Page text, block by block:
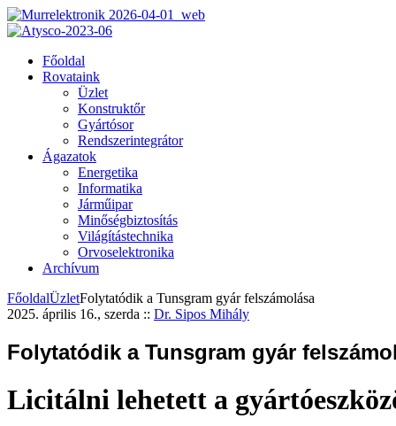
Főoldal
Rovataink
Üzlet
Konstruktőr
Gyártósor
Rendszerintegrátor
Ágazatok
Energetika
Informatika
Járműipar
Minőségbiztosítás
Világítástechnika
Orvoselektronika
Archívum
FőoldalÜzletFolytatódik a Tunsgram gyár felszámolása
2025. április 16., szerda :: Dr. Sipos Mihály
Folytatódik a Tunsgram gyár
Licitálni lehetett a